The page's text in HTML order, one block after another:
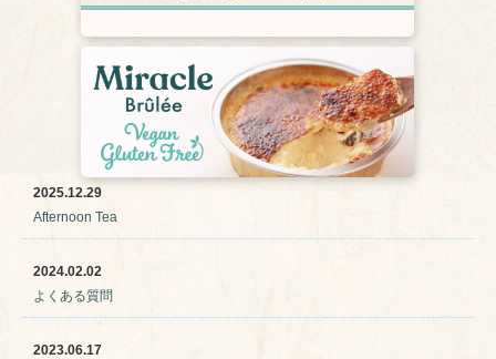
2025.12.29
Afternoon Tea
2024.02.02
よくある質問
2023.06.17